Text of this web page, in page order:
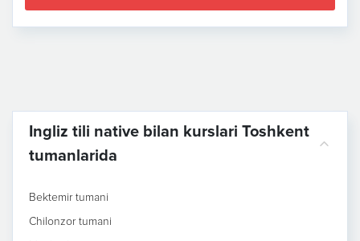
Ingliz tili native bilan kurslari Toshkent
tumanlarida
Bektemir tumani
Chilonzor tumani